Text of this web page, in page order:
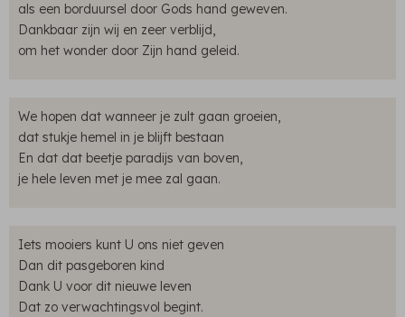
als een borduursel door Gods hand geweven.
Dankbaar zijn wij en zeer verblijd,
om het wonder door Zijn hand geleid.
We hopen dat wanneer je zult gaan groeien,
dat stukje hemel in je blijft bestaan
En dat dat beetje paradijs van boven,
je hele leven met je mee zal gaan.
Iets mooiers kunt U ons niet geven
Dan dit pasgeboren kind
Dank U voor dit nieuwe leven
Dat zo verwachtingsvol begint.